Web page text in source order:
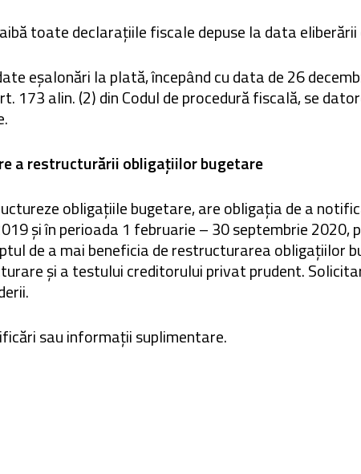
toate declarațiile fiscale depuse la data
eșalonări la plată, începând cu data de 26
173 alin. (2) din Codul de procedură fiscală, se
a restructurării obligațiilor bugetare
obligațiile bugetare, are obligația de a
și în perioada 1 februarie – 30 septembrie
de a mai beneficia de restructurarea obligațiilor
și a testului creditorului privat prudent.
sau informații suplimentare.